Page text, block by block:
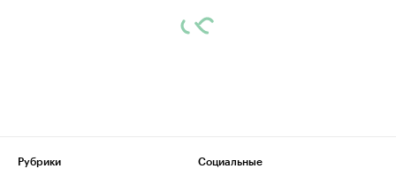
Рубрики
Социальные